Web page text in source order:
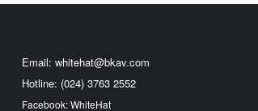
Email: whitehat@bkav.com
Hotline: (024) 3763 2552
Facebook: WhiteHat